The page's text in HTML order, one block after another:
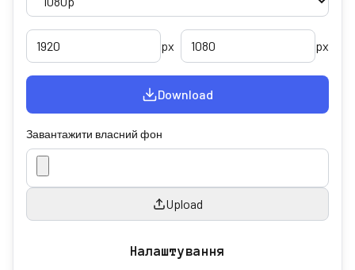
px px
Download
Завантажити власний фон
Upload
Налаштування